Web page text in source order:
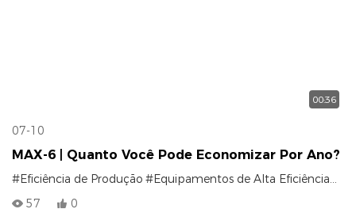
00:36
07-10
MAX-6 | Quanto Você Pode Economizar Por Ano?
#Eficiência de Produção #Equipamentos de Alta Eficiência
57
0